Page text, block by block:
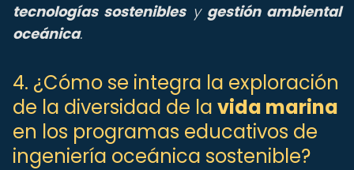
tecnologías sosteniblesy gestión ambiental
oceánica.
4. ¿Cómo se integra la exploración
de la diversidad de la vida marina
en los programas educativos de
ingeniería oceánica sostenible?